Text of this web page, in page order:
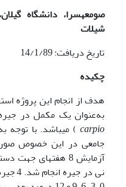
صومعه­سرا، دانشگاه
شیلات
تاریخ دریافت: 14/1/89 تاریخ پذیرش: 3/10/91
چکیده
هدف از انجام این پروژه
به‌عنوان یک مکمل در
carpio ) می­باشد. با توجه
جامعی در این خصوص
آزمایش 8 هفته­ای
نی در